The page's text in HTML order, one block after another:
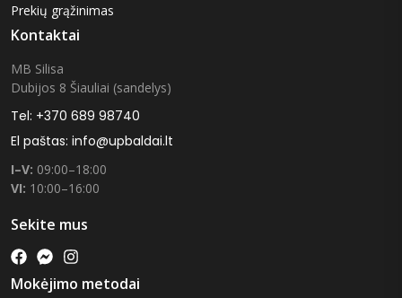
Prekių grąžinimas
Kontaktai
MB Silisa
Dubijos 8 Šiauliai (sandelys)
Tel: +370 689 98740
El paštas: info@upbaldai.lt
I–V: 09:00–18:00
VI: 10:00–16:00
Sekite mus
Mokėjimo metodai